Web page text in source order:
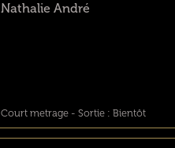
Nathalie André
Court metrage - Sortie : Bientôt